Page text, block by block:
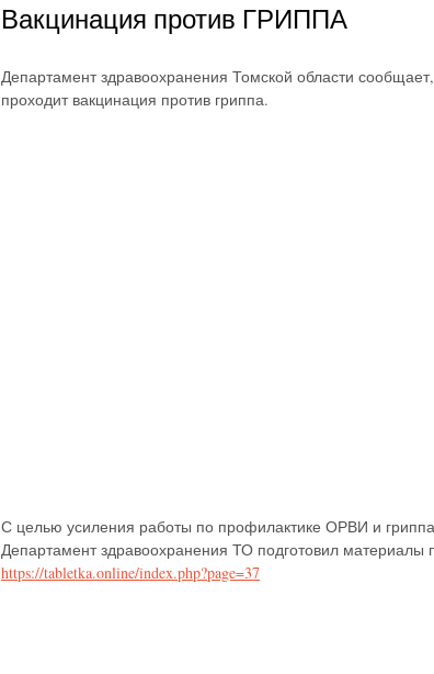
Вакцинация против ГРИППА
Департамент здравоохранения Томской области
проходит вакцинация против гриппа.
С целью усиления работы по профилактике ОРВИ и
Департамент здравоохранения ТО подготовил материалы
https://tabletka.online/index.php?page=37